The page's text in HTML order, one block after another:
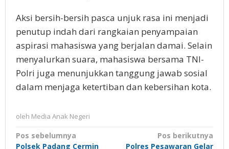
Aksi bersih-bersih pasca unjuk rasa ini menjadi
penutup indah dari rangkaian penyampaian
aspirasi mahasiswa yang berjalan damai. Selain
menyalurkan suara, mahasiswa bersama TNI-
Polri juga menunjukkan tanggung jawab sosial
dalam menjaga ketertiban dan kebersihan kota.
oleh Media Anak Negeri
Navigasi
Pos sebelumnya
Polsek Padang Cermin
Pos berikutnya
Polres Pesawaran Gelar